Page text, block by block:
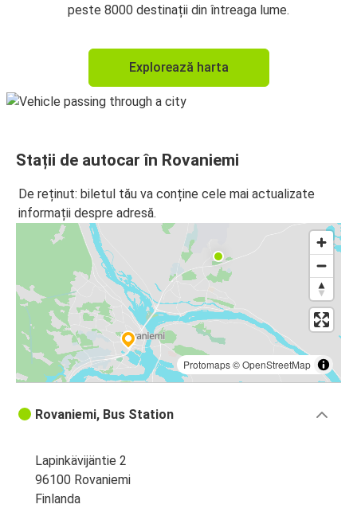
Rovaniemi
Kuopio
peste 8000 destinații din întreaga lume.
Explorează harta
Stații de autocar în Rovaniemi
De reținut: biletul tău va conține cele mai actualizate
informații despre adresă.
Protomaps©OpenStreetMap
Rovaniemi, Bus Station
Lapinkävijäntie 2
96100 Rovaniemi
Finlanda